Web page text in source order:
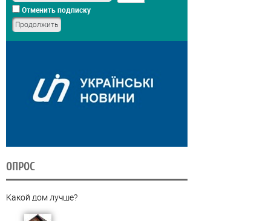
Отменить подписку
ОПРОС
Какой дом лучше?